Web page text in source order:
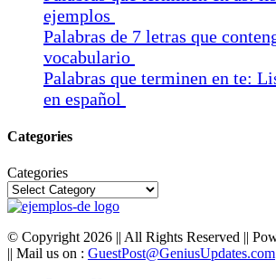
ejemplos
Palabras de 7 letras que
vocabulario
Palabras que terminen en te:
en español
Categories
Categories
© Copyright 2026 || All Rights Reserved ||
|| Mail us on : GuestPost@GeniusUpdates.com